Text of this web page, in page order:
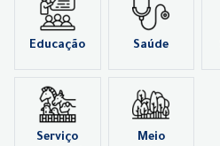
Educação Saúde
Serviço
Meio